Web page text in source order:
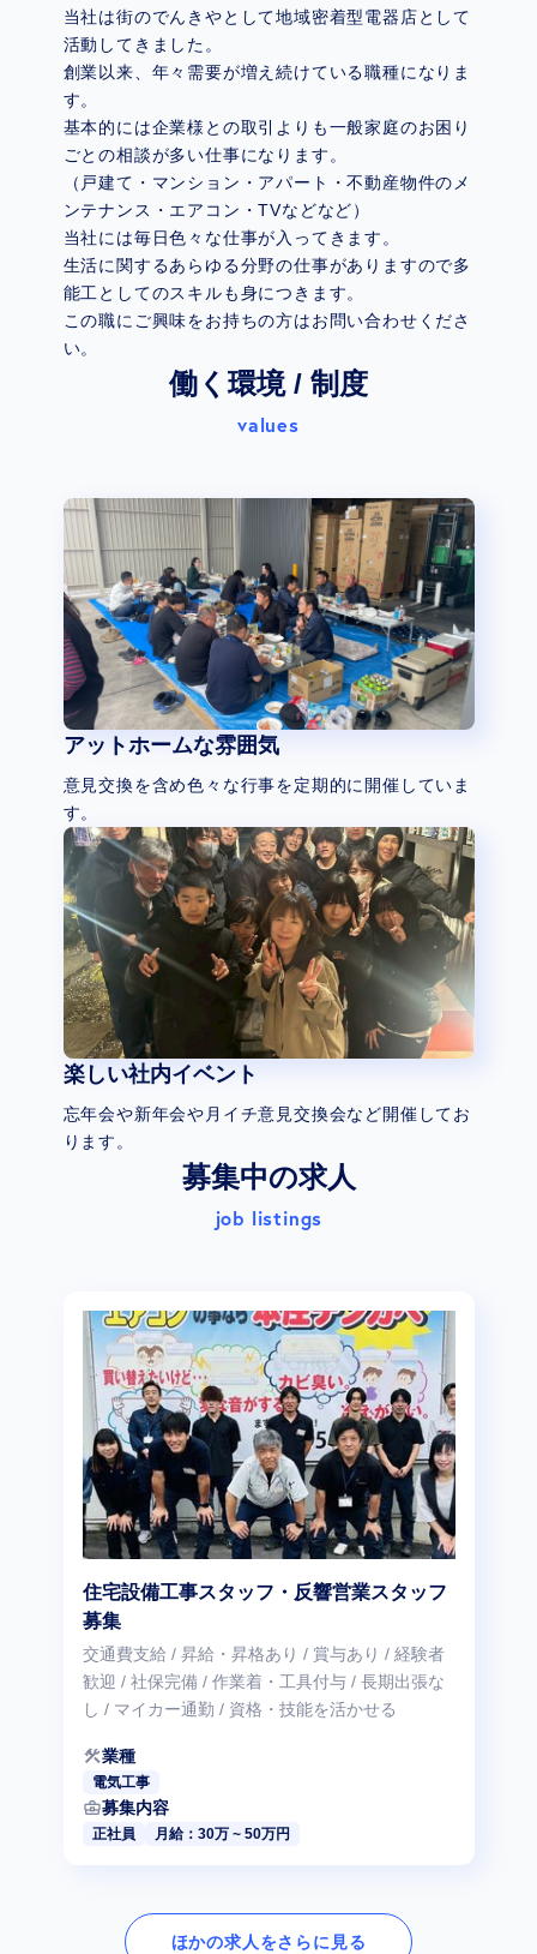
当社は街のでんきやとして地域密着型電器店として
活動してきました。
創業以来、年々需要が増え続けている職種になりま
す。
基本的には企業様との取引よりも一般家庭のお困り
ごとの相談が多い仕事になります。
（戸建て・マンション・アパート・不動産物件のメ
ンテナンス・エアコン・TVなどなど）
当社には毎日色々な仕事が入ってきます。
生活に関するあらゆる分野の仕事がありますので多
能工としてのスキルも身につきます。
この職にご興味をお持ちの方はお問い合わせくださ
い。
働く環境 / 制度
values
アットホームな雰囲気
意見交換を含め色々な行事を定期的に開催していま
す。
楽しい社内イベント
忘年会や新年会や月イチ意見交換会など開催してお
ります。
募集中の求人
job listings
住宅設備工事スタッフ・反響営業スタッフ
募集
交通費支給 / 昇給・昇格あり / 賞与あり / 経験者
歓迎 / 社保完備 / 作業着・工具付与 / 長期出張な
し / マイカー通勤 / 資格・技能を活かせる
construction業種
電気工事
business_center募集内容
正社員 月給：30万 ~ 50万円
ほかの求人をさらに見る